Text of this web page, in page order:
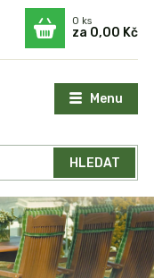
Menu
HLEDAT
0ks
za 0,00 Kč